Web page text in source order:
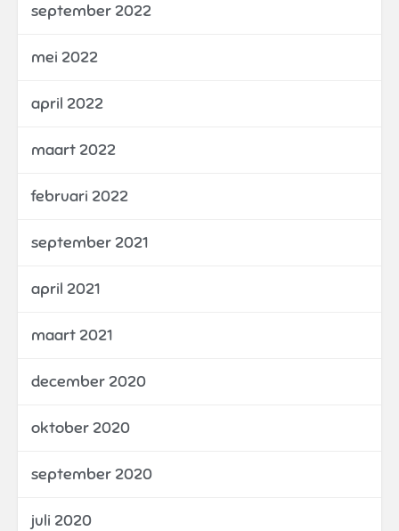
september 2022
mei 2022
april 2022
maart 2022
februari 2022
september 2021
april 2021
maart 2021
december 2020
oktober 2020
september 2020
juli 2020